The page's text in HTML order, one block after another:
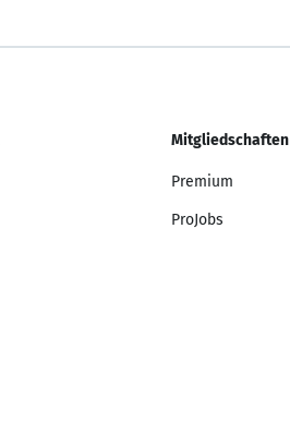
Mitgliedschaften
Premium
ProJobs